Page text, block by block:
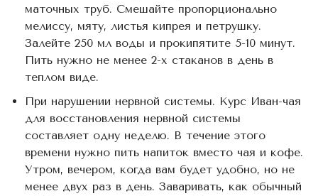
маточных труб. Смешайте пропорционально
мелиссу, мяту, листья кипрея и петрушку.
Залейте 250 мл воды и прокипятите 5-10 минут.
Пить нужно не менее 2-х стаканов в день в
теплом виде.
При нарушении нервной системы. Курс Иван-чая
для восстановления нервной системы
составляет одну неделю. В течение этого
времени нужно пить напиток вместо чая и кофе.
Утром, вечером, когда вам будет удобно, но не
менее двух раз в день. Заваривать, как обычный